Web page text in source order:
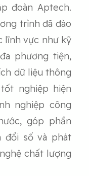
đoàn Aptech.
trình đã đào
lĩnh vực như kỹ
phương tiện,
dữ liệu thông
nghiệp hiện
nghiệp công
góp phần
đổi số và phát
chất lượng